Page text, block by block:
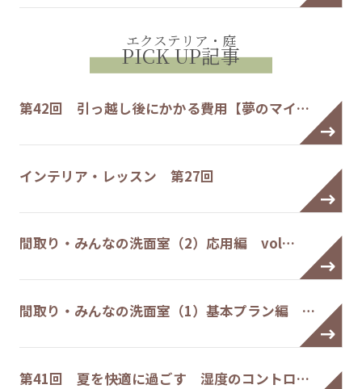
エクステリア・庭
PICK UP記事
第42回 引っ越し後にかかる費用【夢のマイ…
インテリア・レッスン 第27回
間取り・みんなの洗面室（2）応用編 vol…
間取り・みんなの洗面室（1）基本プラン編 …
第41回 夏を快適に過ごす 湿度のコントロ…